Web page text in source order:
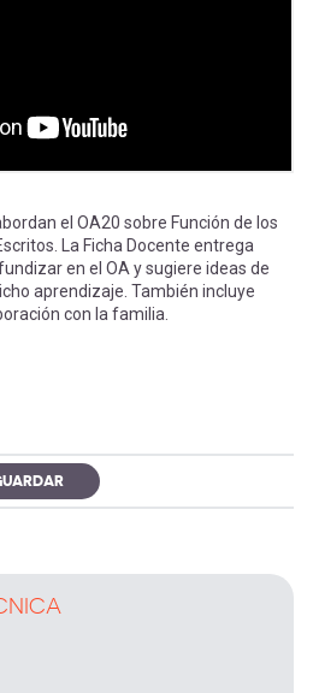
el OA20 sobre Función de los
La Ficha Docente entrega
en el OA y sugiere ideas de
aprendizaje. También incluye
con la familia.